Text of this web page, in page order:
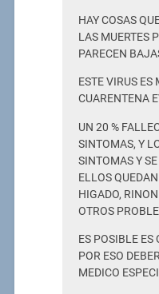
HAY COSAS
LAS MUERTES
PARECEN
ESTE VIRUS ES
CUARENTENA
UN 20 %
SINTOMAS, Y
SINTOMAS Y
ELLOS
HIGADO,
OTROS
ES POSIBLE ES
POR ESO
MEDICO